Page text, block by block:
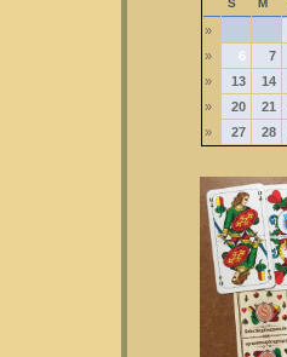
S M
»
»
6 7
»
13 14
»
20 21
»
27 28